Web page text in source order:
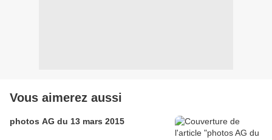
Vous aimerez aussi
photos AG du 13 mars 2015